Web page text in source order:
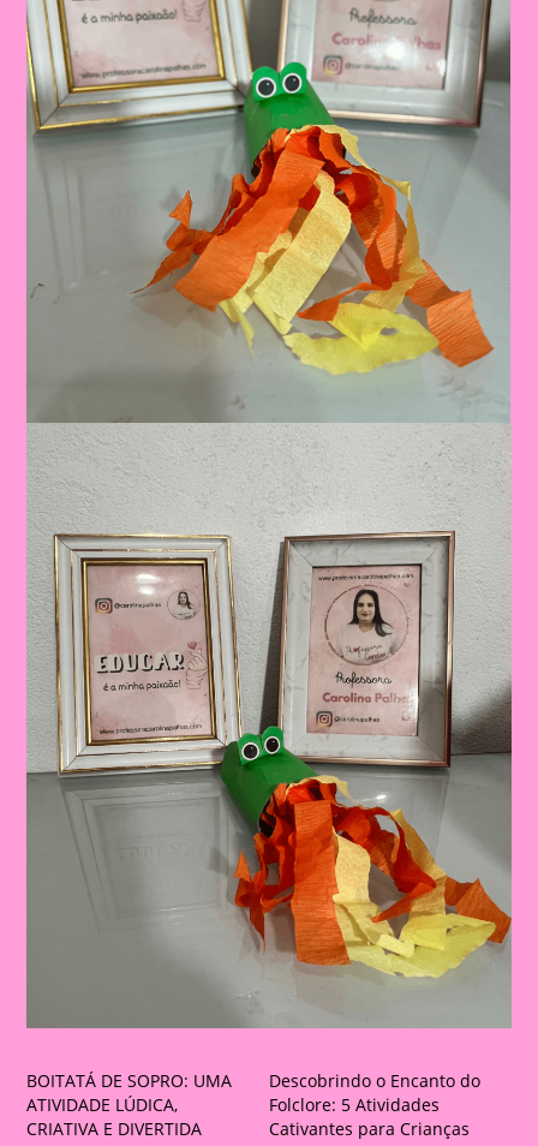
BOITATÁ DE SOPRO: UMA
ATIVIDADE LÚDICA,
CRIATIVA E DIVERTIDA
Descobrindo o Encanto do
Folclore: 5 Atividades
Cativantes para Crianças